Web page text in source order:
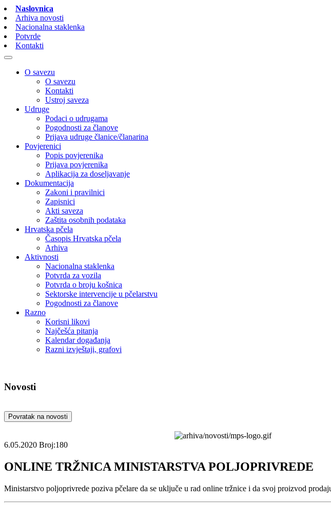
Naslovnica
Arhiva novosti
Nacionalna staklenka
Potvrde
Kontakti
O savezu
O savezu
Kontakti
Ustroj saveza
Udruge
Podaci o udrugama
Pogodnosti za članove
Prijava udruge članice/članarina
Povjerenici
Popis povjerenika
Prijava povjerenika
Aplikacija za doseljavanje
Dokumentacija
Zakoni i pravilnici
Zapisnici
Akti saveza
Zaštita osobnih podataka
Hrvatska pčela
Časopis Hrvatska pčela
Arhiva
Aktivnosti
Nacionalna staklenka
Potvrda za vozila
Potvrda o broju košnica
Sektorske intervencije u pčelarstvu
Pogodnosti za članove
Razno
Korisni likovi
Najčešća pitanja
Kalendar događanja
Razni izvještaji, grafovi
Novosti
Povratak na novosti
6.05.2020 Broj:180
ONLINE TRŽNICA MINISTARSTVA POLJOPRIVREDE
Ministarstvo poljoprivrede poziva pčelare da se uključe u rad online tržnice i da svoj proizvod